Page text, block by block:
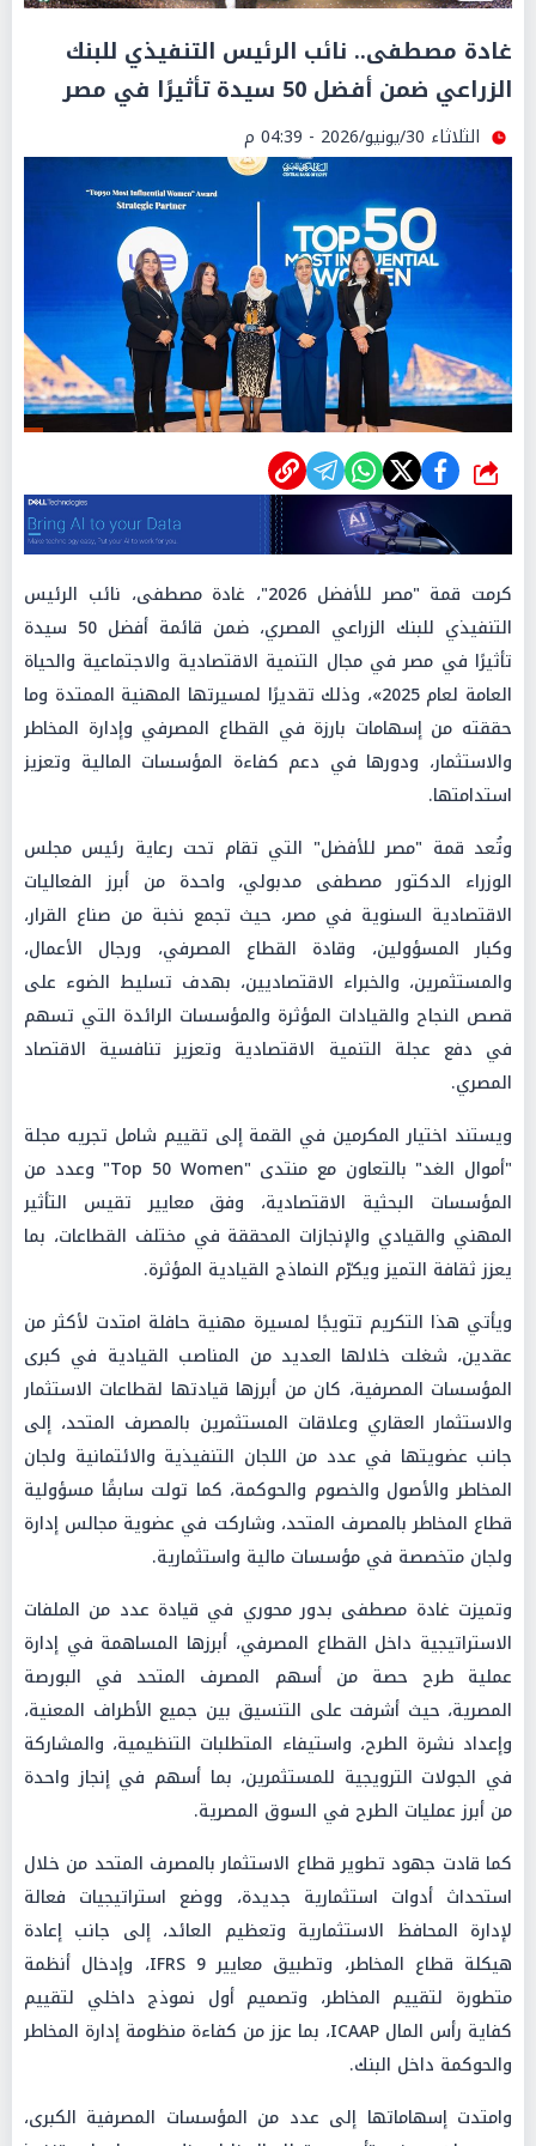
غادة مصطفى.. نائب الرئيس التنفيذي للبنك
الزراعي ضمن أفضل 50 سيدة تأثيرًا في مصر
الثلاثاء 30/يونيو/2026 - 04:39 م
شارك
كرمت قمة "مصر للأفضل 2026"، غادة مصطفى، نائب الرئيس
التنفيذي للبنك الزراعي المصري، ضمن قائمة أفضل 50 سيدة
تأثيرًا في مصر في مجال التنمية الاقتصادية والاجتماعية والحياة
العامة لعام 2025»، وذلك تقديرًا لمسيرتها المهنية الممتدة وما
حققته من إسهامات بارزة في القطاع المصرفي وإدارة المخاطر
والاستثمار، ودورها في دعم كفاءة المؤسسات المالية وتعزيز
استدامتها.
وتُعد قمة "مصر للأفضل" التي تقام تحت رعاية رئيس مجلس
الوزراء الدكتور مصطفى مدبولي، واحدة من أبرز الفعاليات
الاقتصادية السنوية في مصر، حيث تجمع نخبة من صناع القرار،
وكبار المسؤولين، وقادة القطاع المصرفي، ورجال الأعمال،
والمستثمرين، والخبراء الاقتصاديين، بهدف تسليط الضوء على
قصص النجاح والقيادات المؤثرة والمؤسسات الرائدة التي تسهم
في دفع عجلة التنمية الاقتصادية وتعزيز تنافسية الاقتصاد
المصري.
ويستند اختيار المكرمين في القمة إلى تقييم شامل تجريه مجلة
"أموال الغد" بالتعاون مع منتدى "Top 50 Women" وعدد من
المؤسسات البحثية الاقتصادية، وفق معايير تقيس التأثير
المهني والقيادي والإنجازات المحققة في مختلف القطاعات، بما
يعزز ثقافة التميز ويكرّم النماذج القيادية المؤثرة.
ويأتي هذا التكريم تتويجًا لمسيرة مهنية حافلة امتدت لأكثر من
عقدين، شغلت خلالها العديد من المناصب القيادية في كبرى
المؤسسات المصرفية، كان من أبرزها قيادتها لقطاعات الاستثمار
والاستثمار العقاري وعلاقات المستثمرين بالمصرف المتحد، إلى
جانب عضويتها في عدد من اللجان التنفيذية والائتمانية ولجان
المخاطر والأصول والخصوم والحوكمة، كما تولت سابقًا مسؤولية
قطاع المخاطر بالمصرف المتحد، وشاركت في عضوية مجالس إدارة
ولجان متخصصة في مؤسسات مالية واستثمارية.
وتميزت غادة مصطفى بدور محوري في قيادة عدد من الملفات
الاستراتيجية داخل القطاع المصرفي، أبرزها المساهمة في إدارة
عملية طرح حصة من أسهم المصرف المتحد في البورصة
المصرية، حيث أشرفت على التنسيق بين جميع الأطراف المعنية،
وإعداد نشرة الطرح، واستيفاء المتطلبات التنظيمية، والمشاركة
في الجولات الترويجية للمستثمرين، بما أسهم في إنجاز واحدة
من أبرز عمليات الطرح في السوق المصرية.
كما قادت جهود تطوير قطاع الاستثمار بالمصرف المتحد من خلال
استحداث أدوات استثمارية جديدة، ووضع استراتيجيات فعالة
لإدارة المحافظ الاستثمارية وتعظيم العائد، إلى جانب إعادة
هيكلة قطاع المخاطر، وتطبيق معايير IFRS 9، وإدخال أنظمة
متطورة لتقييم المخاطر، وتصميم أول نموذج داخلي لتقييم
كفاية رأس المال ICAAP، بما عزز من كفاءة منظومة إدارة المخاطر
والحوكمة داخل البنك.
وامتدت إسهاماتها إلى عدد من المؤسسات المصرفية الكبرى،